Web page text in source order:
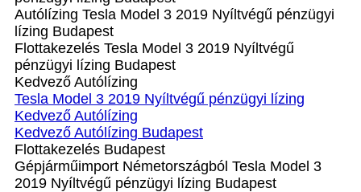
Autólízing Tesla Model 3 2019 Nyíltvégű pénzügyi
lízing Budapest
Flottakezelés Tesla Model 3 2019 Nyíltvégű
pénzügyi lízing Budapest
Kedvező Autólízing
Tesla Model 3 2019 Nyíltvégű pénzügyi lízing
Kedvező Autólízing
Kedvező Autólízing Budapest
Flottakezelés Budapest
Gépjárműimport Németországból Tesla Model 3
2019 Nyíltvégű pénzügyi lízing Budapest